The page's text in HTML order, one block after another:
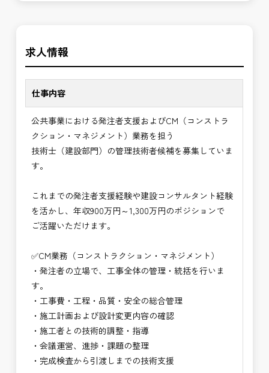
・会議運営、進捗・課題の整理
・完成検査から引渡しまでの技術支援
※主に施工段階を中心にマネジメントします。
建設コンサルタント経験を活かし、発注者側でより
上流のマネジメントに挑戦できます。
りがい
・建設コンサルタント経験を活かしながらより上流
のマネジメント業務に関われる
術者として成長できる
・公共インフラ整備を支える社会貢献性の高い仕事
形成が可能
→ 建設コンサルタント経験を次のステージへ高
められる仕事
職場環境
✅「仕事のやりがい」と「賃金」のバランスを大切
に致します。
⭐＝＝お祝い金100,000円＝＝⭐
※お祝い金の支給条件は、入社より3ヶ月経過され
た方が対象となります。
その他支給条件の詳細については、問い合わせくだ
さい。
■勤務地について、ご希望のある方は別途ご相談く
ださい。
国土交通省、地方自治体
■発注者支援業務＜希望する業務をお選びくださ
い。＞
・＜急募＞工事監督支援業務
・＜急募＞資料作成業務
・NEXCO（ネクスコ）施工管理
・NEXCO（ネクスコ）点検業務
・NEXCO（ネクスコ）保全調査
・電気工事監督支援業務
求人情報
仕事内容
公共事業における発注者支援およびCM（コンストラ
クション・マネジメント）業務を担う
技術士（建設部門）の管理技術者候補を募集していま
す。
これまでの発注者支援経験や建設コンサルタント経験
を活かし、年収900万円～1,300万円のポジションで
ご活躍いただけます。
✅CM業務（コンストラクション・マネジメント）
・発注者の立場で、工事全体の管理・統括を行いま
す。
・工事費・工程・品質・安全の総合管理
・施工計画および設計変更内容の確認
・施工者との技術的調整・指導
・会議運営、進捗・課題の整理
・完成検査から引渡しまでの技術支援